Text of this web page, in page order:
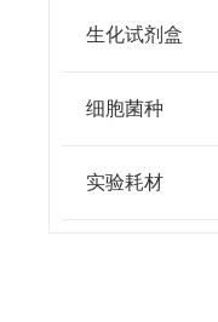
生化试剂盒
细胞菌种
实验耗材